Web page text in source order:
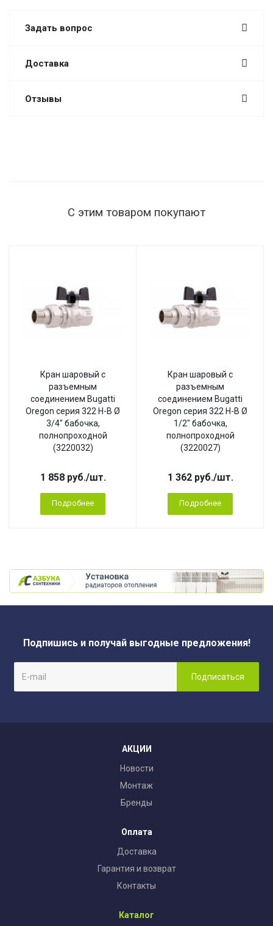
Задать вопрос
Доставка
Отзывы
С этим товаром покупают
Кран шаровый с
разъемным
соединением Bugatti
Oregon серия 322 Н-В Ø
3/4" бабочка,
полнопроходной
(3220032)
1 858руб./шт.
Подробнее
Кран шаровый с
разъемным
соединением Bugatti
Oregon серия 322 Н-В Ø
1/2" бабочка,
полнопроходной
(3220027)
1 362руб./шт.
Подробнее
Подпишись и получай выгодные предложения!
АКЦИИ
Новости
Монтаж
Бренды
Оплата
Доставка
Гарантия и возврат
Контакты
Каталог